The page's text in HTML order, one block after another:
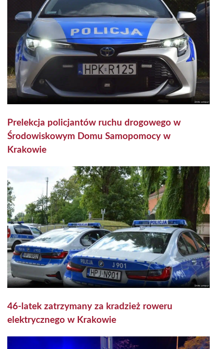
Prelekcja policjantów ruchu drogowego w
Środowiskowym Domu Samopomocy w
Krakowie
46-latek zatrzymany za kradzież roweru
elektrycznego w Krakowie